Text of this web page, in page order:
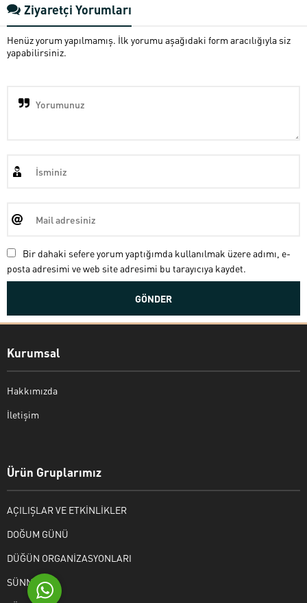
Ziyaretçi Yorumları
Henüz yorum yapılmamış. İlk yorumu aşağıdaki form aracılığıyla siz
yapabilirsiniz.
Bir dahaki sefere yorum yaptığımda kullanılmak üzere adımı, e-
posta adresimi ve web site adresimi bu tarayıcıya kaydet.
Kurumsal
Hakkımızda
İletişim
Ürün Gruplarımız
AÇILIŞLAR VE ETKİNLİKLER
DOĞUM GÜNÜ
DÜĞÜN ORGANİZASYONLARI
SÜNNET